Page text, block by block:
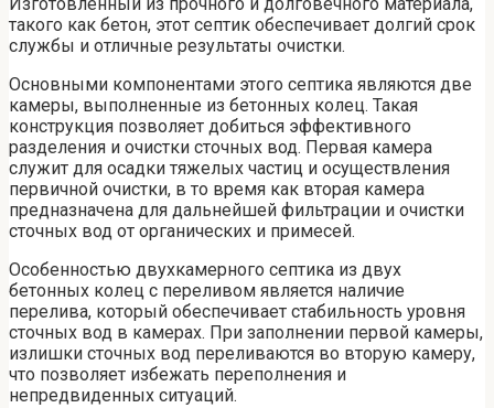
такого как бетон, этот септик обеспечивает долгий срок
службы и отличные результаты очистки.
Основными компонентами этого септика являются две
камеры, выполненные из бетонных колец. Такая
конструкция позволяет добиться эффективного
разделения и очистки сточных вод. Первая камера
служит для осадки тяжелых частиц и осуществления
первичной очистки, в то время как вторая камера
предназначена для дальнейшей фильтрации и очистки
сточных вод от органических и примесей.
Особенностью двухкамерного септика из двух
бетонных колец с переливом является наличие
перелива, который обеспечивает стабильность уровня
сточных вод в камерах. При заполнении первой камеры,
излишки сточных вод переливаются во вторую камеру,
что позволяет избежать переполнения и
непредвиденных ситуаций.